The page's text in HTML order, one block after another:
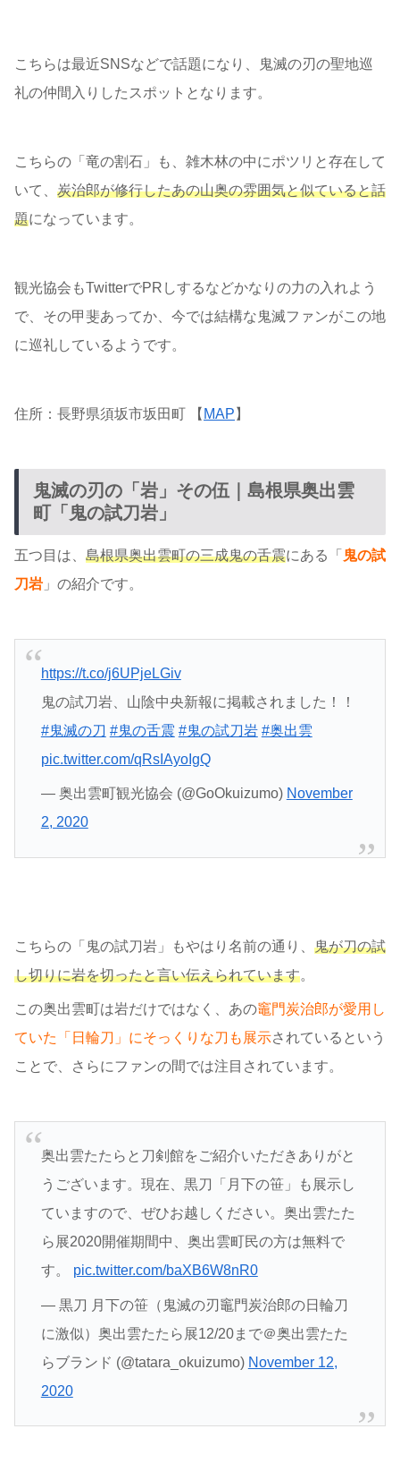
こちらは最近SNSなどで話題になり、鬼滅の刃の聖地巡
礼の仲間入りしたスポットとなります。
こちらの「竜の割石」も、雑木林の中にポツリと存在して
いて、 炭治郎が修行したあの山奥の雰囲気と似ていると話
題になっています。
観光協会もTwitterでPRしするなどかなりの力の入れよう
で、その甲斐あってか、今では結構な鬼滅ファンがこの地
に巡礼しているようです。
住所：長野県須坂市坂田町 【 MAP 】
鬼滅の刃の「岩」その伍｜島根県奥出雲
町「鬼の試刀岩」
五つ目は、 島根県奥出雲町の三成鬼の舌震にある「 鬼の試
刀岩 」の紹介です。
https://t.co/j6UPjeLGiv
鬼の試刀岩、山陰中央新報に掲載されました！！
#鬼滅の刀 #鬼の舌震 #鬼の試刀岩 #奥出雲
pic.twitter.com/qRsIAyoIgQ
— 奥出雲町観光協会 (@GoOkuizumo) November
2, 2020
こちらの「鬼の試刀岩」もやはり名前の通り、 鬼が刀の試
し切りに岩を切ったと言い伝えられています。
この奥出雲町は岩だけではなく、あの竈門炭治郎が愛用し
ていた「日輪刀」にそっくりな刀も展示されているという
ことで、さらにファンの間では注目されています。
奥出雲たたらと刀剣館をご紹介いただきありがと
うございます。現在、黒刀「月下の笹」も展示し
ていますので、ぜひお越しください。奥出雲たた
ら展2020開催期間中、奥出雲町民の方は無料で
す。 pic.twitter.com/baXB6W8nR0
— 黒刀 月下の笹（鬼滅の刃竈門炭治郎の日輪刀
に激似）奥出雲たたら展12/20まで＠奥出雲たた
らブランド (@tatara_okuizumo) November 12,
2020